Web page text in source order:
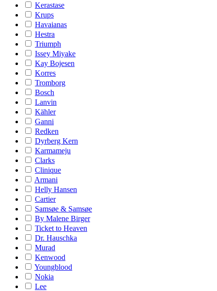
Kerastase
Krups
Havaianas
Hestra
Triumph
Issey Miyake
Kay Bojesen
Korres
Tromborg
Bosch
Lanvin
Kähler
Ganni
Redken
Dyrberg Kern
Karmameju
Clarks
Clinique
Armani
Helly Hansen
Cartier
Samsøe & Samsøe
By Malene Birger
Ticket to Heaven
Dr. Hauschka
Murad
Kenwood
Youngblood
Nokia
Lee